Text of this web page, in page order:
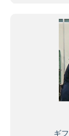
ギ